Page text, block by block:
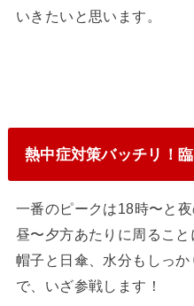
いきたいと思います。
熱中症対策バッチリ！
一番のピークは18時〜と
昼〜夕方あたりに周ること
帽子と日傘、水分もしっ
で、いざ参戦します！